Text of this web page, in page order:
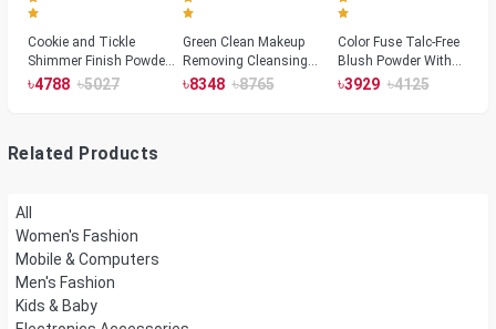
Cookie and Tickle
Shimmer Finish Powder
Highlighters
৳4788 ৳5027
Green Clean Makeup
Removing Cleansing
Balm
৳8348 ৳8765
Color Fuse Talc-Free
Blush Powder With
Fermented Arnica
৳3929 ৳4125
Related Products
All
Women's Fashion
Mobile & Computers
Men's Fashion
Kids & Baby